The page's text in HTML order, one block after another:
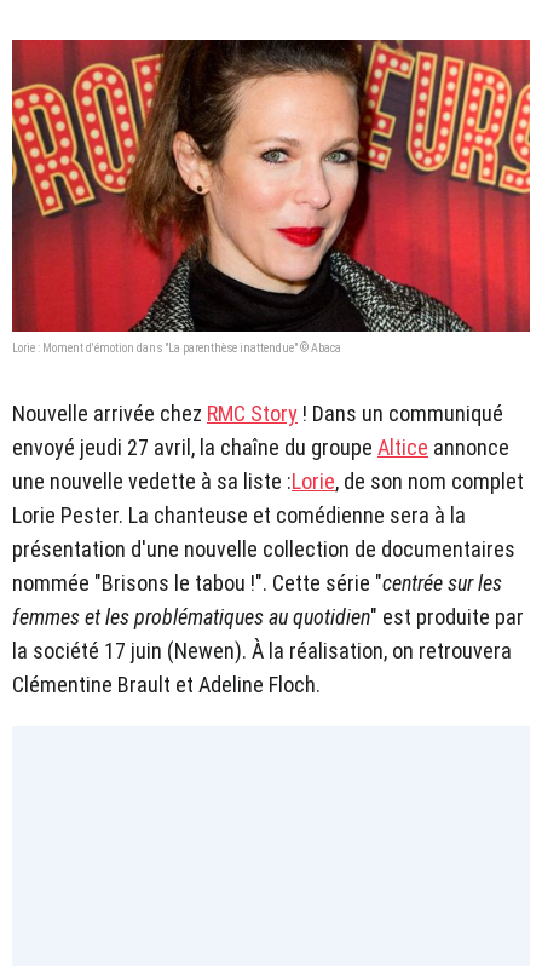
Lorie : Moment d'émotion dans "La parenthèse inattendue" © Abaca
Nouvelle arrivée chez RMC Story ! Dans un communiqué
envoyé jeudi 27 avril, la chaîne du groupe Altice annonce
une nouvelle vedette à sa liste :Lorie, de son nom complet
Lorie Pester. La chanteuse et comédienne sera à la
présentation d'une nouvelle collection de documentaires
nommée "Brisons le tabou !". Cette série "centrée sur les
femmes et les problématiques au quotidien" est produite par
la société 17 juin (Newen). À la réalisation, on retrouvera
Clémentine Brault et Adeline Floch.